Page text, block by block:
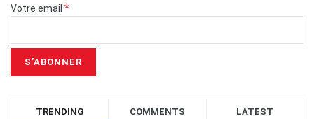
Votre email *
TRENDING COMMENTS LATEST